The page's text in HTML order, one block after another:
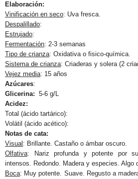
Elaboración:
Vinificación en seco: Uva fresca.
Despalillado:
Estrujado:
Fermentación: 2-3 semanas
Tipo de crianza: Oxidativa o fisico-química.
Sistema de crianza: Criaderas y solera (2
Vejez media: 15 años
Azúcares:
Glicerina: 5-6 g/L
Acidez:
Total (ácido tartárico):
Volátil (ácido acético):
Notas de cata:
Visual : Brillante. Castaño o ámbar oscuro.
Olfativa: Nariz profunda y potente por
intensos. Redondo. Madera y especies. Algo
Boca: Muy potente. Suave. Regusto a